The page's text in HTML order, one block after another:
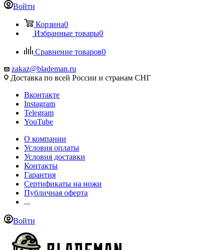
Войти
Корзина0
Избранные товары0
Сравнение товаров0
zakaz@blademan.ru
Доставка по всей России и странам СНГ
Вконтакте
Instagram
Telegram
YouTube
О компании
Условия оплаты
Условия доставки
Контакты
Гарантия
Сертификаты на ножи
Публичная оферта
...
Войти